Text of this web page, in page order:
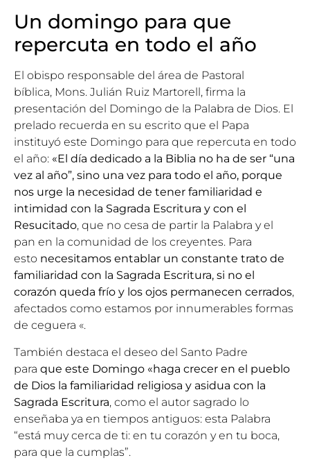
Un domingo para que
repercuta en todo el año
El obispo responsable del área de Pastoral
bíblica, Mons. Julián Ruiz Martorell , firma la
presentación del Domingo de la Palabra de Dios. El
prelado recuerda en su escrito que el Papa
instituyó este Domingo para que repercuta en todo
el año: «El día dedicado a la Biblia no ha de ser “una
vez al año”, sino una vez para todo el año, porque
nos urge la necesidad de tener familiaridad e
intimidad con la Sagrada Escritura y con el
Resucitado, que no cesa de partir la Palabra y el
pan en la comunidad de los creyentes. Para
esto necesitamos entablar un constante trato de
familiaridad con la Sagrada Escritura, si no el
corazón queda frío y los ojos permanecen cerrados,
afectados como estamos por innumerables formas
de ceguera «.
También destaca el deseo del Santo Padre
para que este Domingo «haga crecer en el pueblo
de Dios la familiaridad religiosa y asidua con la
Sagrada Escritura, como el autor sagrado lo
enseñaba ya en tiempos antiguos: esta Palabra
“está muy cerca de ti: en tu corazón y en tu boca,
para que la cumplas”.